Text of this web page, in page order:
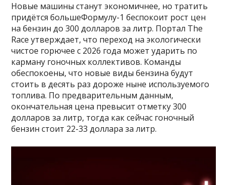
Новые машины станут экономичнее, но тратить
придётся большеФормулу-1 беспокоит рост цен
на бензин до 300 долларов за литр. Портал The
Race утверждает, что переход на экологически
чистое горючее с 2026 года может ударить по
карману гоночных коллективов. Команды
обеспокоены, что новые виды бензина будут
стоить в десять раз дороже ныне используемого
топлива. По предварительным данным,
окончательная цена превысит отметку 300
долларов за литр, тогда как сейчас гоночный
бензин стоит 22-33 доллара за литр.